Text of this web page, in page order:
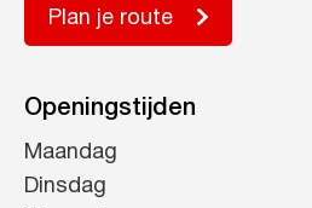
Plan je route
Openingstijden
Maandag
Dinsdag